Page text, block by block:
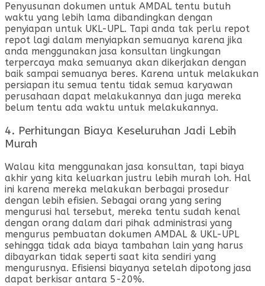
Penyusunan dokumen untuk AMDAL tentu butuh
waktu yang lebih lama dibandingkan dengan
penyiapan untuk UKL-UPL. Tapi anda tak perlu repot
repot lagi dalam menyiapkan semuanya karena jika
anda menggunakan jasa konsultan lingkungan
terpercaya maka semuanya akan dikerjakan dengan
baik sampai semuanya beres. Karena untuk melakukan
persiapan itu semua tentu tidak semua karyawan
perusahaan dapat melakukannya dan juga mereka
belum tentu ada waktu untuk melakukannya.
4. Perhitungan Biaya Keseluruhan Jadi Lebih
Murah
Walau kita menggunakan jasa konsultan, tapi biaya
akhir yang kita keluarkan justru lebih murah loh. Hal
ini karena mereka melakukan berbagai prosedur
dengan lebih efisien. Sebagai orang yang sering
mengurusi hal tersebut, mereka tentu sudah kenal
dengan orang dalam dari pihak administrasi yang
mengurus pembuatan dokumen AMDAL & UKL-UPL
sehingga tidak ada biaya tambahan lain yang harus
dibayarkan tidak seperti saat kita sendiri yang
mengurusnya. Efisiensi biayanya setelah dipotong jasa
dapat berkisar antara 5-20%.